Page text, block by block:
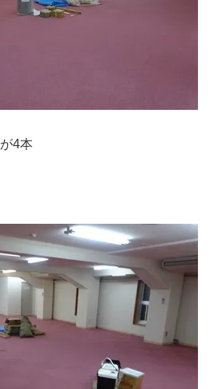
4本